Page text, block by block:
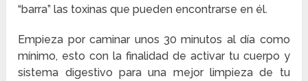
“barra” las toxinas que pueden encontrarse en él.
Empieza por caminar unos 30 minutos al día como
mínimo, esto con la finalidad de activar tu cuerpo y
sistema digestivo para una mejor limpieza de tu